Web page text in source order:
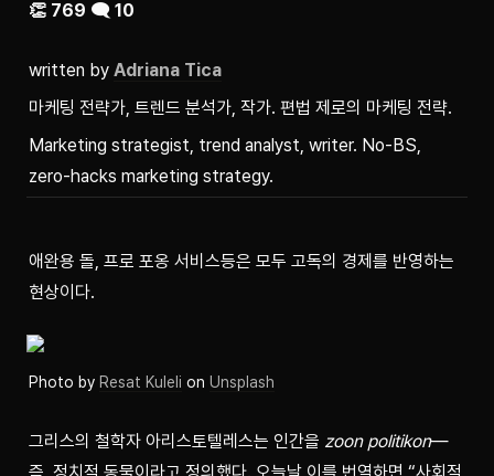
👏 769 🗨️ 10
written by Adriana Tica
마케팅 전략가, 트렌드 분석가, 작가. 편법 제로의 마케팅 전략.
Marketing strategist, trend analyst, writer. No-BS,
zero-hacks marketing strategy.
애완용 돌, 프로 포옹 서비스등은 모두 고독의 경제를 반영하는
현상이다.
Photo by Resat Kuleli on Unsplash
그리스의 철학자 아리스토텔레스는 인간을 zoon politikon—